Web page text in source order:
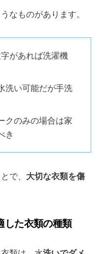
なものがあります。
があれば洗濯機
洗い可能だが手洗
クのみの場合は家
き
で、 大切な衣類を傷
した衣類の種類